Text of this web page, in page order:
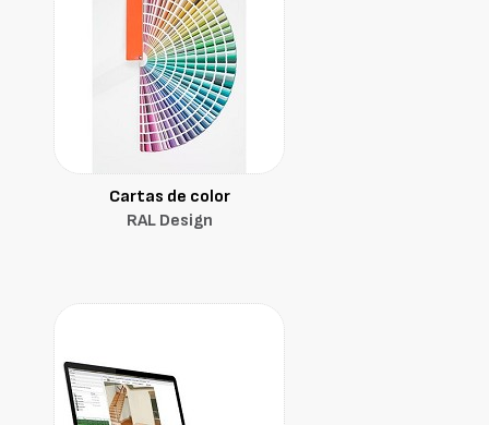
Cartas de color
RAL Design